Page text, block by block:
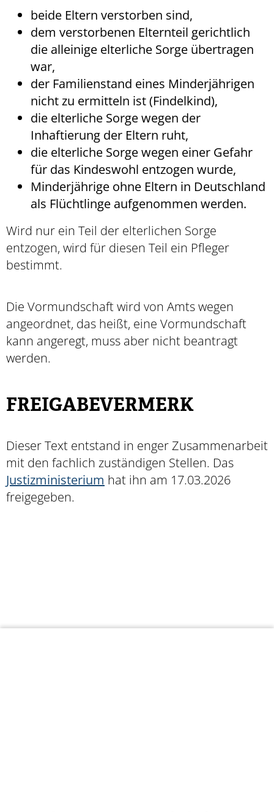
beide Eltern verstorben sind,
dem verstorbenen Elternteil gerichtlich
die alleinige elterliche Sorge übertragen
war,
der Familienstand eines Minderjährigen
nicht zu ermitteln ist (Findelkind),
die elterliche Sorge wegen der
Inhaftierung der Eltern ruht,
die elterliche Sorge wegen einer Gefahr
für das Kindeswohl entzogen wurde,
Minderjährige ohne Eltern in Deutschland
als Flüchtlinge aufgenommen werden.
Wird nur ein Teil der elterlichen Sorge
entzogen, wird für diesen Teil ein Pfleger
bestimmt.
Die Vormundschaft wird von Amts wegen
angeordnet, das heißt, eine Vormundschaft
kann angeregt, muss aber nicht beantragt
werden.
FREIGABEVERMERK
Dieser Text entstand in enger Zusammenarbeit
mit den fachlich zuständigen Stellen. Das
Justizministerium hat ihn am 17.03.2026
freigegeben.